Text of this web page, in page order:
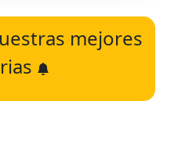
mejores